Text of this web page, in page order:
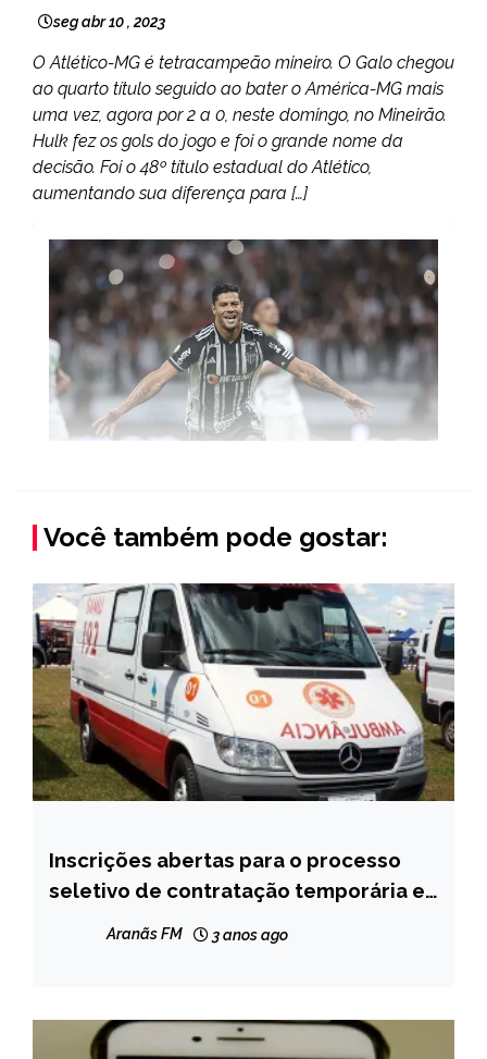
seg abr 10 , 2023
O Atlético-MG é tetracampeão mineiro. O Galo chegou
ao quarto título seguido ao bater o América-MG mais
uma vez, agora por 2 a 0, neste domingo, no Mineirão.
Hulk fez os gols do jogo e foi o grande nome da
decisão. Foi o 48º título estadual do Atlético,
aumentando sua diferença para […]
Você também pode gostar:
CAPELINHA
MINAS
Inscrições abertas para o processo
seletivo de contratação temporária e
Aranãs FM 3 anos ago